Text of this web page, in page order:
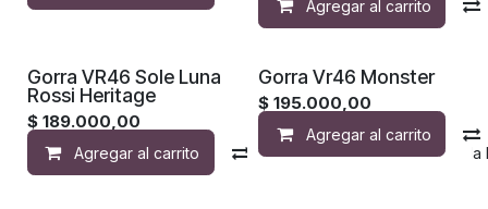
Agregar al carrito
¡Nuevo!
Gorra VR46 Sole Luna
Rossi Heritage
$ 189.000,00
Agregar al carrito Compara Agregar a la
¡Nuevo!
Gorra Vr46 Monster
$195.000,00
Agregar al carrito